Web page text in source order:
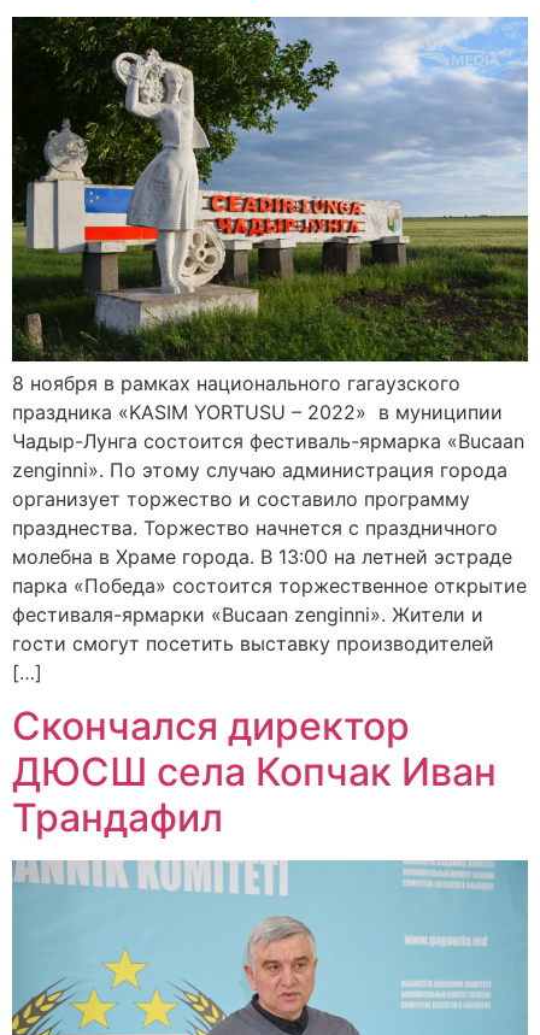
8 ноября в рамках национального гагаузского
праздника «KASIM YORTUSU – 2022» в муниципии
Чадыр-Лунга состоится фестиваль-ярмарка «Buсaan
zenginni». По этому случаю администрация города
организует торжество и составило программу
празднества. Торжество начнется с праздничного
молебна в Храме города. В 13:00 на летней эстраде
парка «Победа» состоится торжественное открытие
фестиваля-ярмарки «Buсaan zenginni». Жители и
гости смогут посетить выставку производителей
[…]
Скончался директор
ДЮСШ села Копчак Иван
Трандафил